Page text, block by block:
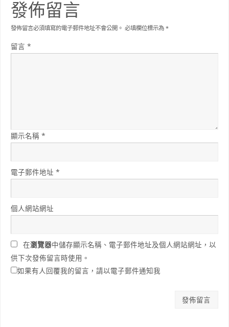
發佈留言
發佈留言必須填寫的電子郵件地址不會公開。 必填欄位標示為*
留言*
顯示名稱*
電子郵件地址*
個人網站網址
在瀏覽器中儲存顯示名稱、電子郵件地址及個人網站網址，以
供下次發佈留言時使用。
如果有人回覆我的留言，請以電子郵件通知我